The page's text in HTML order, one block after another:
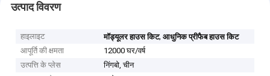
उत्पाद विवरण
हाइलाइट मॉड्यूलर हाउस किट,आधुनिक प्रीफैब हाउस किट
आपूर्ति की क्षमता
12000 घर/वर्ष
उत्पत्ति के प्लेस
निंगबो, चीन